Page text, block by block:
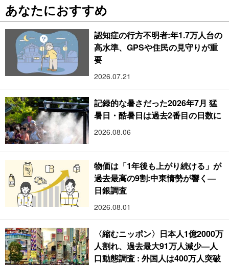
あなたにおすすめ
認知症の行方不明者:年1.7万人台の
高水準、GPSや住民の見守りが重
要
2026.07.21
記録的な暑さだった2026年7月 猛
暑日・酷暑日は過去2番目の日数に
2026.08.06
物価は「1年後も上がり続ける」が
過去最高の9割:中東情勢が響く―
日銀調査
2026.08.01
〈縮むニッポン〉日本人1億2000万
人割れ、過去最大91万人減少―人
口動態調査 : 外国人は400万人突破